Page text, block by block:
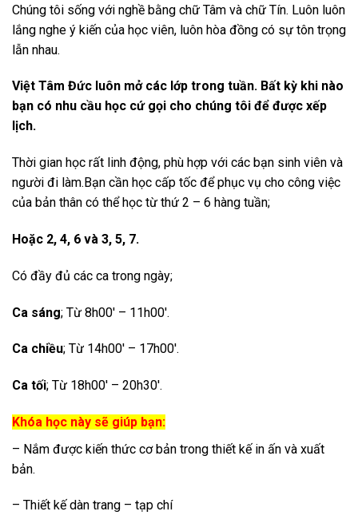
Chúng tôi sống với nghề bằng chữ Tâm và chữ Tín. Luôn luôn
lắng nghe ý kiến của học viên, luôn hòa đồng có sự tôn trọng
lẫn nhau.
Việt Tâm Đức luôn mở các lớp trong tuần. Bất kỳ khi nào
bạn có nhu cầu học cứ gọi cho chúng tôi để được xếp
lịch.
Thời gian học rất linh động, phù hợp với các bạn sinh viên và
người đi làm.Bạn cần học cấp tốc để phục vụ cho công việc
của bản thân có thể học từ thứ 2 – 6 hàng tuần;
Hoặc 2, 4, 6 và 3, 5, 7.
Có đầy đủ các ca trong ngày;
Ca sáng; Từ 8h00′ – 11h00′.
Ca chiều; Từ 14h00′ – 17h00′.
Ca tối; Từ 18h00′ – 20h30′.
Khóa học này sẽ giúp bạn:
– Nắm được kiến thức cơ bản trong thiết kế in ấn và xuất
bản.
– Thiết kế dàn trang – tạp chí